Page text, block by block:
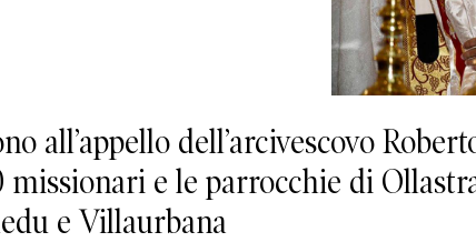
all’appello dell’arcivescovo
missionari e le parrocchie di
e Villaurbana